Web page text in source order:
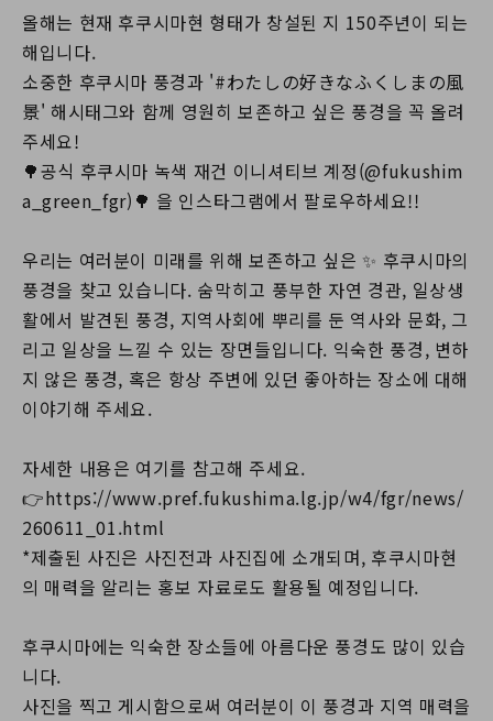
올해는 현재 후쿠시마현 형태가 창설된 지 150주년이 되는
해입니다.
소중한 후쿠시마 풍경과 '#わたしの好きなふくしまの風
景' 해시태그와 함께 영원히 보존하고 싶은 풍경을 꼭 올려
주세요!
🌳공식 후쿠시마 녹색 재건 이니셔티브 계정(@fukushim
a_green_fgr)🌳 을 인스타그램에서 팔로우하세요!!
우리는 여러분이 미래를 위해 보존하고 싶은 ✨ 후쿠시마의
풍경을 찾고 있습니다. 숨막히고 풍부한 자연 경관, 일상생
활에서 발견된 풍경, 지역사회에 뿌리를 둔 역사와 문화, 그
리고 일상을 느낄 수 있는 장면들입니다. 익숙한 풍경, 변하
지 않은 풍경, 혹은 항상 주변에 있던 좋아하는 장소에 대해
이야기해 주세요.
자세한 내용은 여기를 참고해 주세요.
👉https://www.pref.fukushima.lg.jp/w4/fgr/news/
260611_01.html
*제출된 사진은 사진전과 사진집에 소개되며, 후쿠시마현
의 매력을 알리는 홍보 자료로도 활용될 예정입니다.
후쿠시마에는 익숙한 장소들에 아름다운 풍경도 많이 있습
니다.
사진을 찍고 게시함으로써 여러분이 이 풍경과 지역 매력을